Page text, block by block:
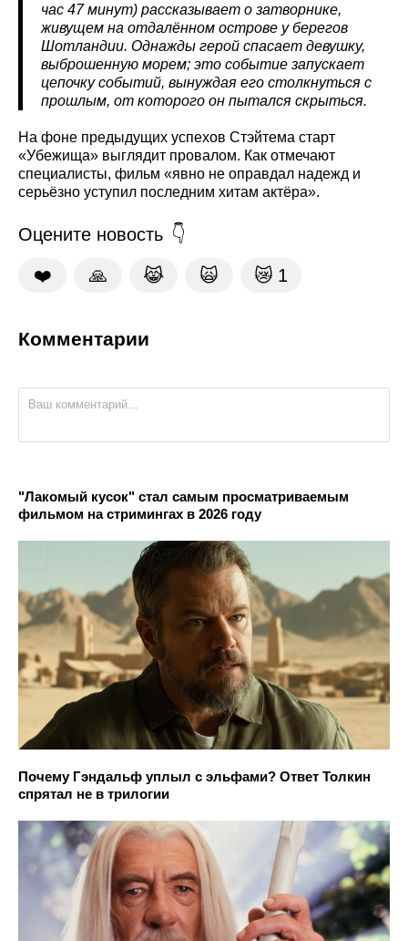
час 47 минут) рассказывает о затворнике,
живущем на отдалённом острове у берегов
Шотландии. Однажды герой спасает девушку,
выброшенную морем; это событие запускает
цепочку событий, вынуждая его столкнуться с
прошлым, от которого он пытался скрыться.
На фоне предыдущих успехов Стэйтема старт
«Убежища» выглядит провалом. Как отмечают
специалисты, фильм «явно не оправдал надежд и
серьёзно уступил последним хитам актёра».
Оцените новость
❤️ 🙏 😹 🙀 😿 1
Комментарии
"Лакомый кусок" стал самым просматриваемым
фильмом на стримингах в 2026 году
Почему Гэндальф уплыл с эльфами? Ответ Толкин
спрятал не в трилогии